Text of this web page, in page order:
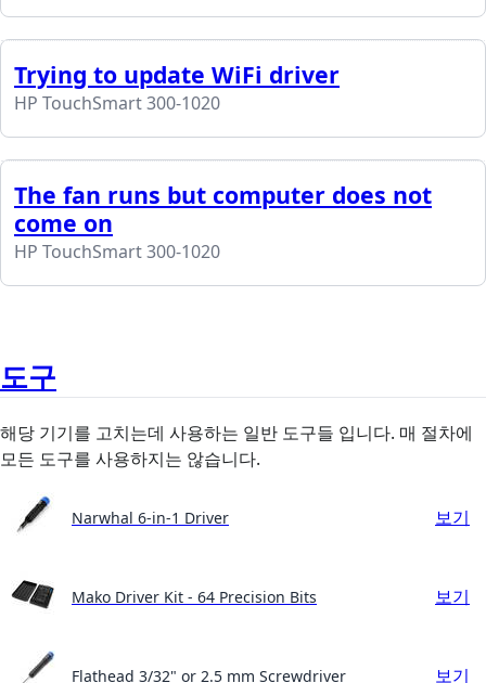
Trying to update WiFi driver
HP TouchSmart 300-1020
The fan runs but computer does not
come on
HP TouchSmart 300-1020
도구
해당 기기를 고치는데 사용하는 일반 도구들 입니다. 매 절차에
모든 도구를 사용하지는 않습니다.
Narwhal 6-in-1 Driver 보기
Mako Driver Kit - 64 Precision Bits 보기
Flathead 3/32" or 2.5 mm Screwdriver 보기